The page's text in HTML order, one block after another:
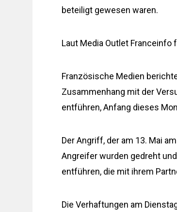
beteiligt gewesen waren.
Laut Media Outlet Franceinfo
Französische Medien
Zusammenhang mit der
entführen, Anfang dieses
Der Angriff, der am 13. Mai
Angreifer wurden gedreht
entführen, die mit ihrem
Die Verhaftungen am